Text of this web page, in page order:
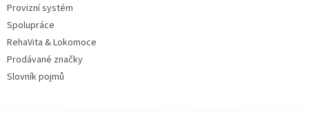
Provizní systém
Spolupráce
RehaVita & Lokomoce
Prodávané značky
Slovník pojmů